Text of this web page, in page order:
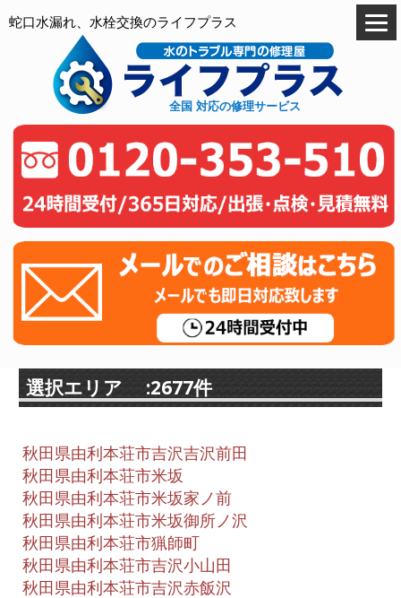
蛇口水漏れ、水栓交換のライフプラス
全国 対応の修理サービス
選択エリア :2677件
秋田県由利本荘市吉沢吉沢前田
秋田県由利本荘市米坂
秋田県由利本荘市米坂家ノ前
秋田県由利本荘市米坂御所ノ沢
秋田県由利本荘市猟師町
秋田県由利本荘市吉沢小山田
秋田県由利本荘市吉沢赤飯沢